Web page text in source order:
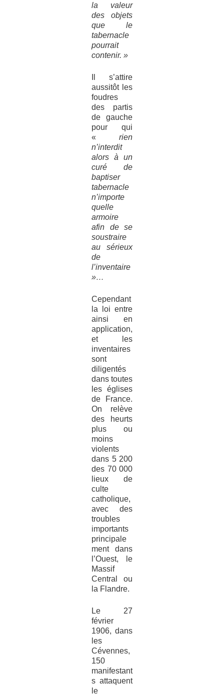
la valeur
des objets
que le
tabernacle
pourrait
contenir. »
Il s’attire
aussitôt les
foudres
des partis
de gauche
pour qui
«rien
n’interdit
alors à un
curé de
baptiser
tabernacle
n’importe
quelle
armoire
afin de se
soustraire
au sérieux
de
l’inventaire
»…
Cependant
la loi entre
ainsi en
application,
et les
inventaires
sont
diligentés
dans toutes
les églises
de France.
On relève
des heurts
plus ou
moins
violents
dans 5 200
des 70 000
lieux de
culte
catholique,
avec des
troubles
importants
principale
ment dans
l’Ouest, le
Massif
Central ou
la Flandre.
Le 27
février
1906, dans
les
Cévennes,
150
manifestant
s attaquent
le